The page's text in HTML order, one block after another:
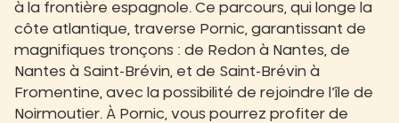
à la frontière espagnole. Ce parcours, qui longe la
côte atlantique, traverse Pornic, garantissant de
magnifiques tronçons : de Redon à Nantes, de
Nantes à Saint-Brévin, et de Saint-Brévin à
Fromentine, avec la possibilité de rejoindre l’île de
Noirmoutier. À Pornic, vous pourrez profiter de